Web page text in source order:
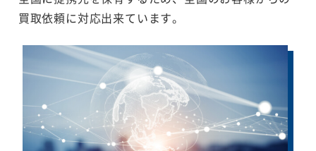
買取依頼に対応出来ています。